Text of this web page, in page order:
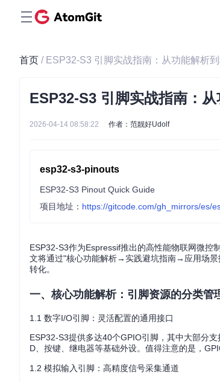
首页 / ESP32-S3 引脚实战指南：从功能解析
ESP32-S3 引脚实战指南：
2026-04-14 08:58:22 作者：范靓好Udolf
esp32-s3-pinouts
ESP32-S3 Pinout Quick Guide
项目地址： https://gitcode.com/gh_mirrors/es/
ESP32-S3作为Espressif推出的高性能物联网微控
文将通过"核心功能解析→实践避坑指南→应用场景
转化。
一、核心功能解析：引脚资源的分类管
1.1 数字I/O引脚：灵活配置的通用接口
ESP32-S3提供多达40个GPIO引脚，其中大部分
D、按键、继电器等基础外设。值得注意的是，
1.2 模拟输入引脚：高精度信号采集通道